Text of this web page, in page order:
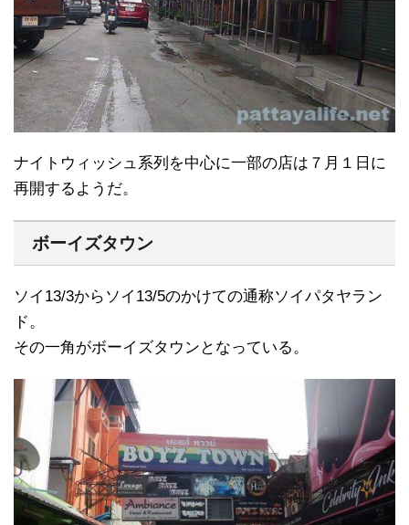
ナイトウィッシュ系列を中心に一部の店は７月１日に
再開するようだ。
ボーイズタウン
ソイ13/3からソイ13/5のかけての通称ソイパタヤラン
ド。
その一角がボーイズタウンとなっている。